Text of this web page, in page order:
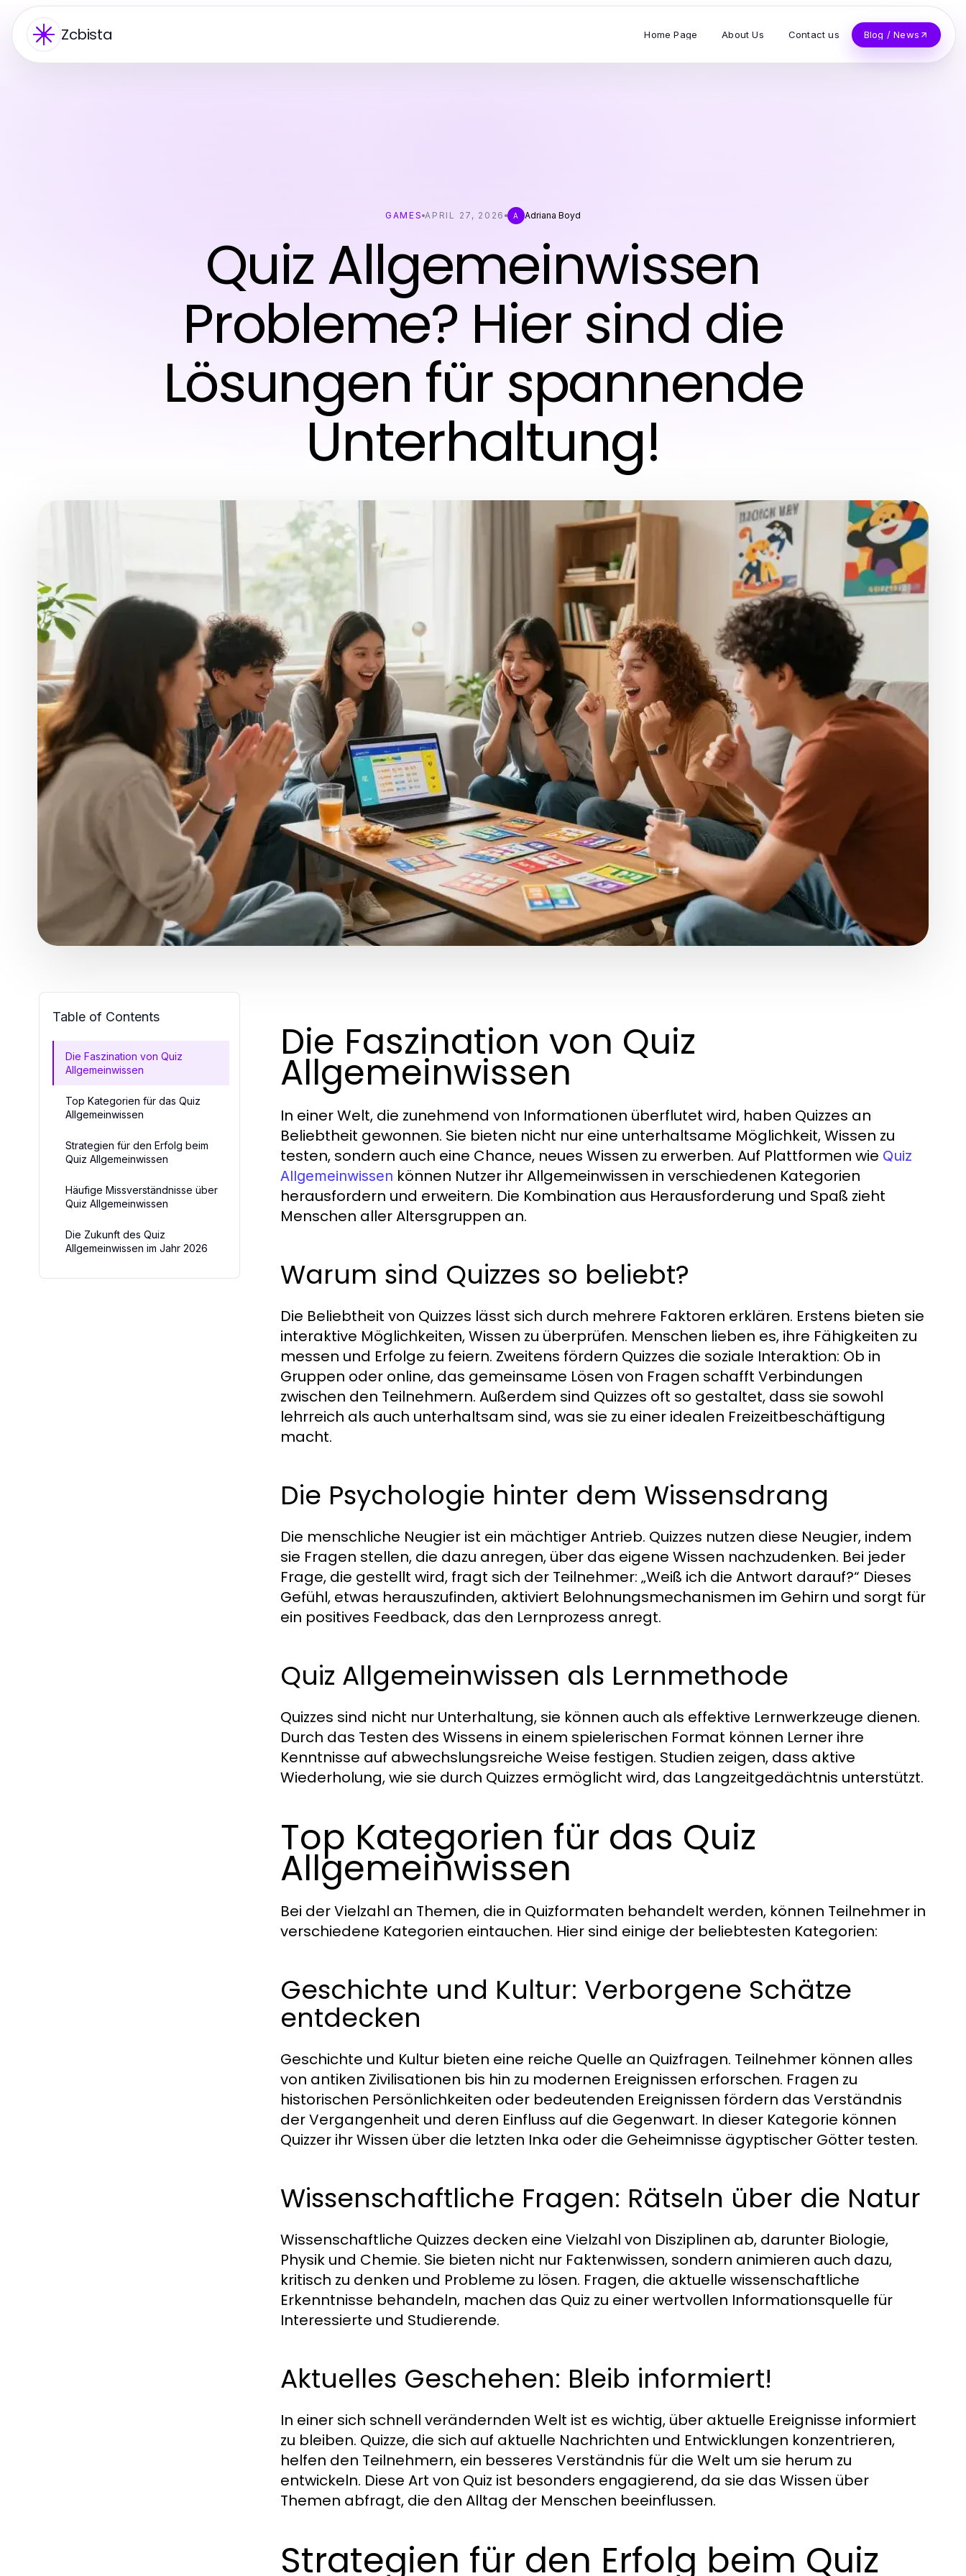
Zcbista Home Page About Us Contact us Blog / News
GAMES APRIL 27, 2026 A Adriana Boyd
Quiz Allgemeinwissen
Probleme? Hier sind die
Lösungen für spannende
Unterhaltung!
Table of Contents
Die Faszination von Quiz
Allgemeinwissen
Top Kategorien für das Quiz
Allgemeinwissen
Strategien für den Erfolg beim
Quiz Allgemeinwissen
Häufige Missverständnisse über
Quiz Allgemeinwissen
Die Zukunft des Quiz
Allgemeinwissen im Jahr 2026
Die Faszination von Quiz
Allgemeinwissen
In einer Welt, die zunehmend von Informationen überflutet wird, haben Quizzes an
Beliebtheit gewonnen. Sie bieten nicht nur eine unterhaltsame Möglichkeit, Wissen zu
testen, sondern auch eine Chance, neues Wissen zu erwerben. Auf Plattformen wie Quiz
Allgemeinwissen können Nutzer ihr Allgemeinwissen in verschiedenen Kategorien
herausfordern und erweitern. Die Kombination aus Herausforderung und Spaß zieht
Menschen aller Altersgruppen an.
Warum sind Quizzes so beliebt?
Die Beliebtheit von Quizzes lässt sich durch mehrere Faktoren erklären. Erstens bieten sie
interaktive Möglichkeiten, Wissen zu überprüfen. Menschen lieben es, ihre Fähigkeiten zu
messen und Erfolge zu feiern. Zweitens fördern Quizzes die soziale Interaktion: Ob in
Gruppen oder online, das gemeinsame Lösen von Fragen schafft Verbindungen
zwischen den Teilnehmern. Außerdem sind Quizzes oft so gestaltet, dass sie sowohl
lehrreich als auch unterhaltsam sind, was sie zu einer idealen Freizeitbeschäftigung
macht.
Die Psychologie hinter dem Wissensdrang
Die menschliche Neugier ist ein mächtiger Antrieb. Quizzes nutzen diese Neugier, indem
sie Fragen stellen, die dazu anregen, über das eigene Wissen nachzudenken. Bei jeder
Frage, die gestellt wird, fragt sich der Teilnehmer: „Weiß ich die Antwort darauf?“ Dieses
Gefühl, etwas herauszufinden, aktiviert Belohnungsmechanismen im Gehirn und sorgt für
ein positives Feedback, das den Lernprozess anregt.
Quiz Allgemeinwissen als Lernmethode
Quizzes sind nicht nur Unterhaltung, sie können auch als effektive Lernwerkzeuge dienen.
Durch das Testen des Wissens in einem spielerischen Format können Lerner ihre
Kenntnisse auf abwechslungsreiche Weise festigen. Studien zeigen, dass aktive
Wiederholung, wie sie durch Quizzes ermöglicht wird, das Langzeitgedächtnis unterstützt.
Top Kategorien für das Quiz
Allgemeinwissen
Bei der Vielzahl an Themen, die in Quizformaten behandelt werden, können Teilnehmer in
verschiedene Kategorien eintauchen. Hier sind einige der beliebtesten Kategorien:
Geschichte und Kultur: Verborgene Schätze
entdecken
Geschichte und Kultur bieten eine reiche Quelle an Quizfragen. Teilnehmer können alles
von antiken Zivilisationen bis hin zu modernen Ereignissen erforschen. Fragen zu
historischen Persönlichkeiten oder bedeutenden Ereignissen fördern das Verständnis
der Vergangenheit und deren Einfluss auf die Gegenwart. In dieser Kategorie können
Quizzer ihr Wissen über die letzten Inka oder die Geheimnisse ägyptischer Götter testen.
Wissenschaftliche Fragen: Rätseln über die Natur
Wissenschaftliche Quizzes decken eine Vielzahl von Disziplinen ab, darunter Biologie,
Physik und Chemie. Sie bieten nicht nur Faktenwissen, sondern animieren auch dazu,
kritisch zu denken und Probleme zu lösen. Fragen, die aktuelle wissenschaftliche
Erkenntnisse behandeln, machen das Quiz zu einer wertvollen Informationsquelle für
Interessierte und Studierende.
Aktuelles Geschehen: Bleib informiert!
In einer sich schnell verändernden Welt ist es wichtig, über aktuelle Ereignisse informiert
zu bleiben. Quizze, die sich auf aktuelle Nachrichten und Entwicklungen konzentrieren,
helfen den Teilnehmern, ein besseres Verständnis für die Welt um sie herum zu
entwickeln. Diese Art von Quiz ist besonders engagierend, da sie das Wissen über
Themen abfragt, die den Alltag der Menschen beeinflussen.
Strategien für den Erfolg beim Quiz